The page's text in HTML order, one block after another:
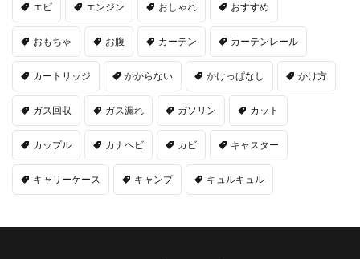
エビ エンジン おしゃれ おすすめ
おもちゃ お腹 カーテン カーテンレール
カートリッジ かからない かけっぱなし かけ方
ガス回収 ガス漏れ ガソリン カット
カップル カナヘビ カビ キャスター
キャリーケース キャンプ キュルキュル